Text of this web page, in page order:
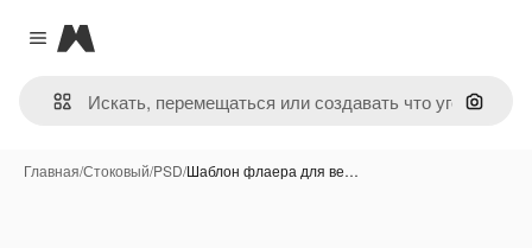
Close menu
Magnific
Поиск
Главная/Стоковый/PSD/Шаблон флаера для ве…